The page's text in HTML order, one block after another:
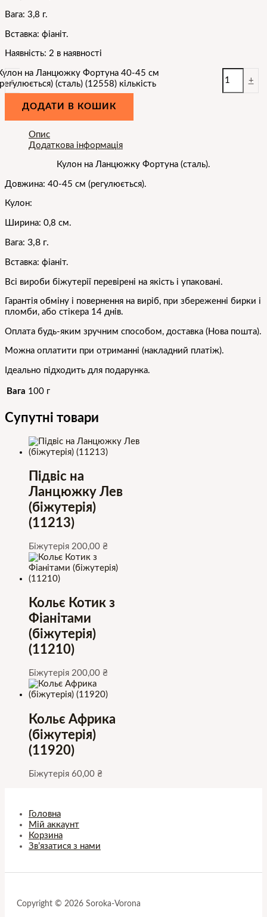
Вага: 3,8 г.
Вставка: фіаніт.
Наявність: 2 в наявності
-
на Ланцюжку Фортуна 40-45 см
(сталь) (12558) кількість
+
ДОДАТИ В КОШИК
Опис
Додаткова інформація
Кулон на Ланцюжку Фортуна (сталь).
Довжина: 40-45 см (регулюється).
Кулон:
Ширина: 0,8 см.
Вага: 3,8 г.
Вставка: фіаніт.
Всі вироби біжутерії перевірені на якість і упаковані.
Гарантія обміну і повернення на виріб, при збереженні бирки і
пломби, або стікера 14 днів.
Оплата будь-яким зручним способом, доставка (Нова пошта).
Можна оплатити при отриманні (накладний платіж).
Ідеально підходить для подарунка.
Вага 100 г
Супутні товари
Підвіс на
Ланцюжку Лев
(біжутерія)
(11213)
Біжутерія 200,00 ₴
Кольє Котик з
Фіанітами
(біжутерія)
(11210)
Біжутерія 200,00 ₴
Кольє Африка
(біжутерія)
(11920)
Біжутерія 60,00 ₴
Головна
Мій аккаунт
Корзина
Зв’язатися з нами
Copyright © 2026 Soroka-Vorona